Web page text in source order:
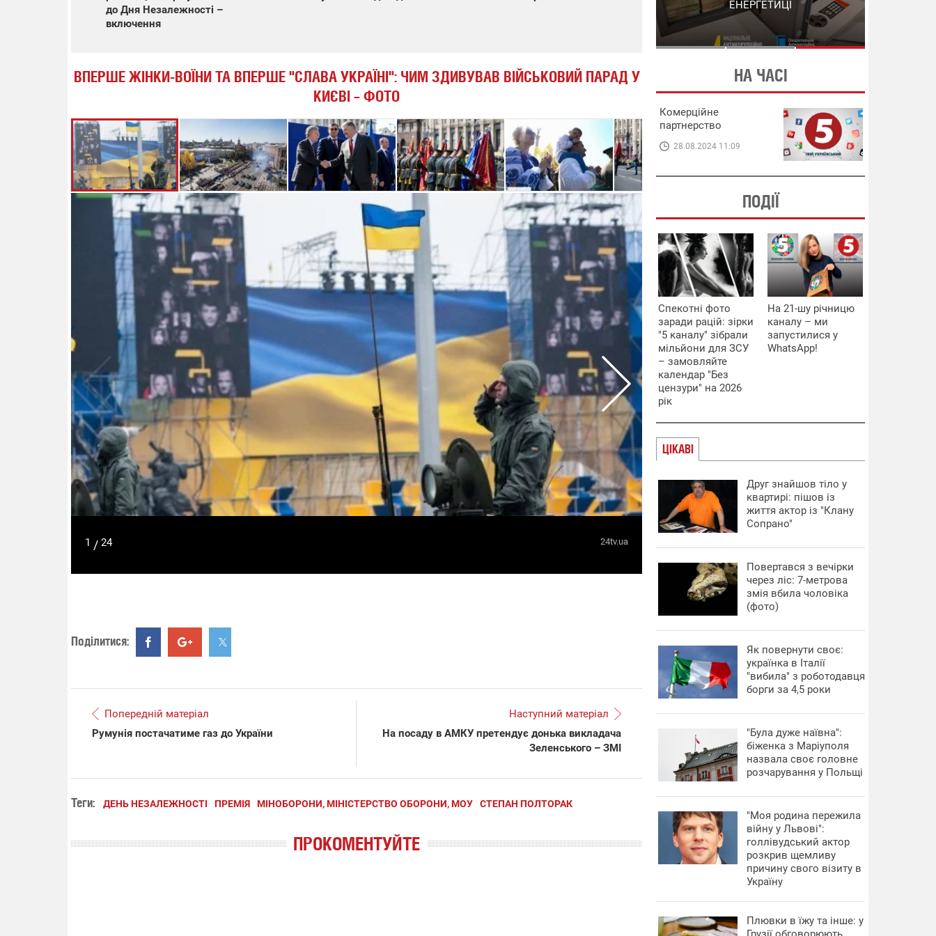
до Дня Незалежності –
включення
ВПЕРШЕ ЖІНКИ-ВОЇНИ ТА ВПЕРШЕ "СЛАВА УКРАЇНІ": ЧИМ ЗДИВУВАВ ВІЙСЬКОВИЙ ПАРАД У
КИЄВІ – ФОТО
1 / 24 24tv.ua
Поділитися:
Попередній матеріал
Румунія постачатиме газ до України
Наступний матеріал
На посаду в АМКУ претендує донька викладача
Зеленського – ЗМІ
Теги: ДЕНЬ НЕЗАЛЕЖНОСТІ ПРЕМІЯ МІНОБОРОНИ, МІНІСТЕРСТВО ОБОРОНИ, МОУ СТЕПАН ПОЛТОРАК
ПРОКОМЕНТУЙТЕ
СХЕМИ В ЕНЕРГЕТИЦІ
ЕНЕРГЕТИЦІ
НА ЧАСІ
Комерційне
партнерство
28.08.2024 11:09
ПОДІЇ
Спекотні фото
заради рацій: зірки
"5 каналу" зібрали
мільйони для ЗСУ
– замовляйте
календар "Без
цензури" на 2026
рік
На 21-шу річницю
каналу – ми
запустилися у
WhatsApp!
ЦІКАВІ
Друг знайшов тіло у
квартирі: пішов із
життя актор із "Клану
Сопрано"
Повертався з вечірки
через ліс: 7-метрова
змія вбила чоловіка
(фото)
​Як повернути своє:
українка в Італії
"вибила" з роботодавця
борги за 4,5 роки
"Була дуже наївна":
біженка з Маріуполя
назвала своє головне
розчарування у Польщі
"Моя родина пережила
війну у Львові":
голлівудський актор
розкрив щемливу
причину свого візиту в
Україну
Плювки в їжу та інше: у